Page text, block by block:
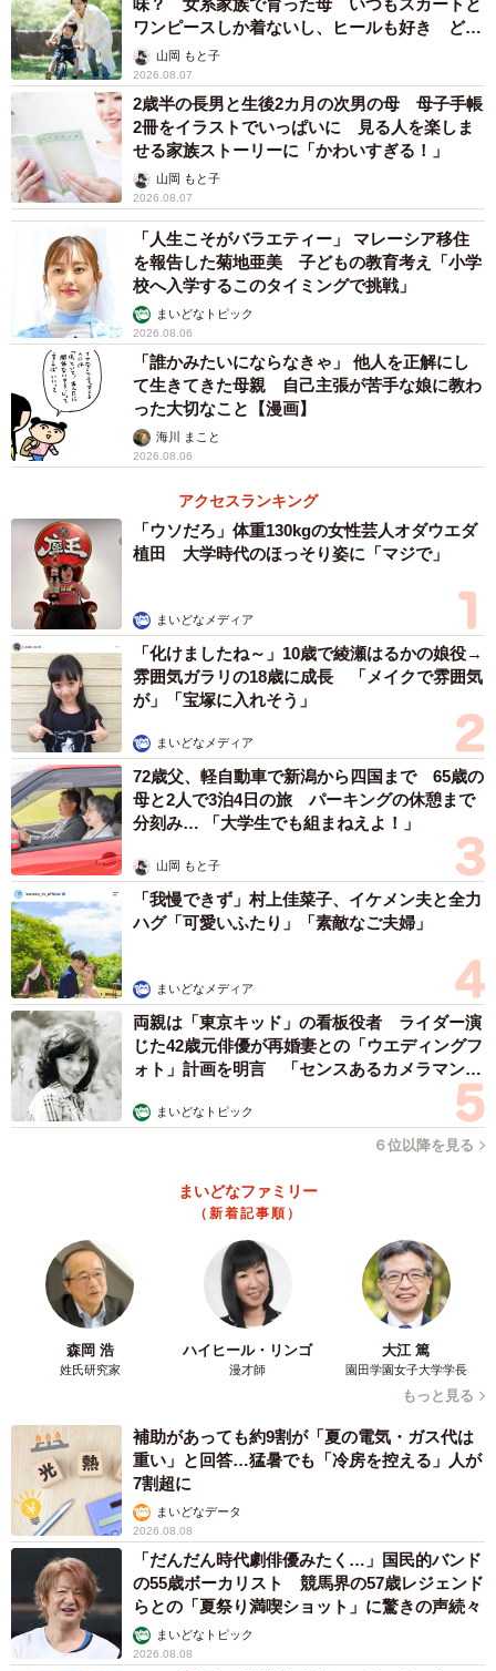
1/6
「わ〜らいま〜ちょ」が楽しい〜！（提供：@maikoneneさん）
「足踏みし〜ましょ」と続くものの、やっぱり「わ〜らい
まちょ」のフレーズが楽しくて、何度も繰り返しては笑い
合うふたりでした。
たりには4歳のお姉ちゃんがいます。
ーー普段からよくふたりで遊んでいますか？
「普段からふたりでよく遊んでいて、それぞれ単体で遊ん
でいることの方が珍しいくらい、いつも一緒にいます。
最近は言葉も増えてきて、会話らしいやりとりができるよ
うになり、成長を感じています。私には理解できない言葉
でも、ふたりの間では通じ合っている様子を見ると、『さ
すが双子だな』と感じます」
3/6
保育園の修了式が終わったよ♡（提供：@maikoneneさん）
ーー今ならではの大変なこともありますか？
「成長とともに大変さも変わってきますが、今は体重が増
えてきて、ふたり同時に抱っこするのが難しくなってきた
ことが少し大変です。また、そろそろトイレトレーニング
を始めたいと思っていますが、1人ずつしっかり向き合うの
が難しく、どう進めていこうか悩んでいるところです」
ワンピースしか着ないし、ヒールも好き どの
へんが…
山岡 もと子
2026.08.07
2歳半の長男と生後2カ月の次男の母 母子手帳
2冊をイラストでいっぱいに 見る人を楽しま
せる家族ストーリーに「かわいすぎる！」
山岡 もと子
2026.08.07
「人生こそがバラエティー」 マレーシア移住
を報告した菊地亜美 子どもの教育考え「小学
校へ入学するこのタイミングで挑戦」
まいどなトピック
2026.08.06
「誰かみたいにならなきゃ」 他人を正解にし
て生きてきた母親 自己主張が苦手な娘に教わ
った大切なこと【漫画】
海川 まこと
2026.08.06
アクセスランキング
「ウソだろ」体重130kgの女性芸人オダウエダ
植田 大学時代のほっそり姿に「マジで」
まいどなメディア
「化けましたね～」10歳で綾瀬はるかの娘役→
雰囲気ガラリの18歳に成長 「メイクで雰囲気
が」「宝塚に入れそう」
まいどなメディア
72歳父、軽自動車で新潟から四国まで 65歳の
母と2人で3泊4日の旅 パーキングの休憩まで
分刻み… 「大学生でも組まねえよ！」
山岡 もと子
「我慢できず」村上佳菜子、イケメン夫と全力
ハグ「可愛いふたり」「素敵なご夫婦」
まいどなメディア
両親は「東京キッド」の看板役者 ライダー演
じた42歳元俳優が再婚妻との「ウエディングフ
ォト」計画を明言 「センスあるカメラマン求
まいどなトピック
６位以降を見る
まいどなファミリー
（新着記事順）
森岡 浩
姓氏研究家
ハイヒール・リンゴ
漫才師
大江 篤
園田学園女子大学学長
もっと見る
補助があっても約9割が「夏の電気・ガス代は
重い」と回答…猛暑でも「冷房を控える」人が
7割超に
まいどなデータ
2026.08.08
「だんだん時代劇俳優みたく…」国民的バンド
の55歳ボーカリスト 競馬界の57歳レジェンド
らとの「夏祭り満喫ショット」に驚きの声続々
まいどなトピック
2026.08.08